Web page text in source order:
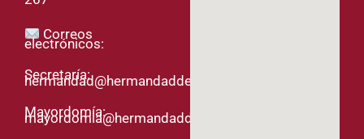
Correos
electrónicos:
Secretaría:
hermandad@hermandaddelased.org
Mayordomía:
mayordomia@hermandaddelased.org